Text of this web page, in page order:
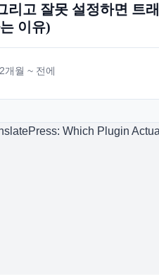
리고 잘못 설정하면 트래
이유)
2개월 ~ 전에